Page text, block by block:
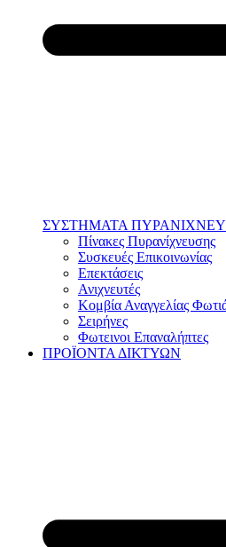
ΣΥΣΤΗΜΑΤΑ
Πίνακες Πυρανίχνευσης
Συσκευές Επικοινωνίας
Επεκτάσεις
Ανιχνευτές
Κομβία Αναγγελίας
Σειρήνες
Φωτεινοι Επαναλήπτες
ΠΡΟΪΟΝΤΑ ΔΙΚΤΥΩΝ